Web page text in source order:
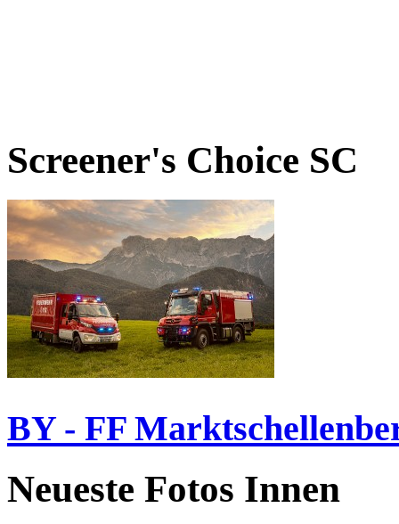
Screener's Choice SC
BY - FF
Neueste Fotos Innen